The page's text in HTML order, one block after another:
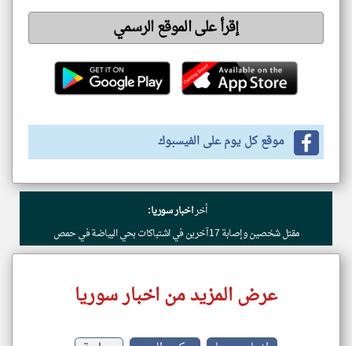
إقرأ على الموقع الرسمي
موقع كل يوم على الفيسبوك
أخراخبار سوريا:
مقتل شخصين وإصابة 17 آخرين في اشتباكات بحي البياضة في حمص
عرض المزيد من اخبار سوريا